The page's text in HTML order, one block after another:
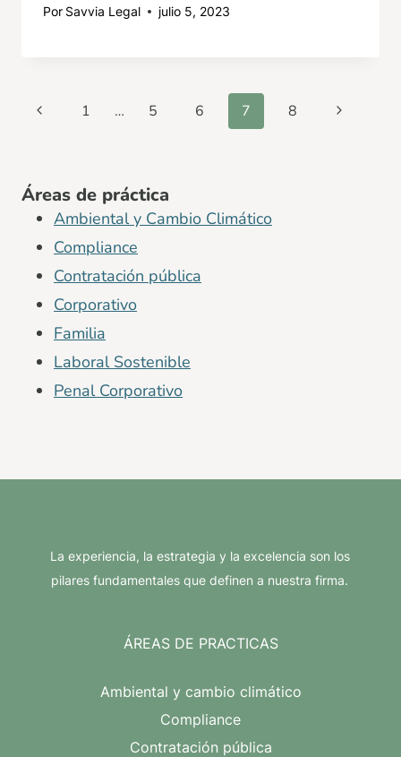
Por Savvia Legal julio 5, 2023
Navegación
Página
1 … 5 6 7 8
Siguiente
Áreas de práctica
Ambiental y Cambio Climático
Compliance
Contratación pública
Corporativo
Familia
Laboral Sostenible
Penal Corporativo
La experiencia, la estrategia y la excelencia son los
pilares fundamentales que definen a nuestra firma.
ÁREAS DE PRACTICAS
Ambiental y cambio climático
Compliance
Contratación pública